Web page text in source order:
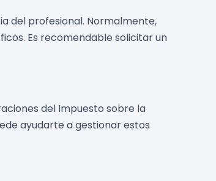
del profesional. Normalmente,
Es recomendable solicitar un
del Impuesto sobre la
ayudarte a gestionar estos